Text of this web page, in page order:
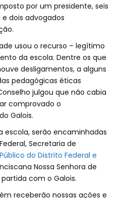
por um presidente, seis
dois advogados
usou o recurso – legítimo
da escola. Dentre os que
desligamentos, a alguns
pedagógicas éticas
julgou que não cabia
comprovado o
Galois.
escola, serão encaminhadas
Secretaria de
do Distrito Federal e
Nossa Senhora de
com o Galois.
receberão nossas ações e